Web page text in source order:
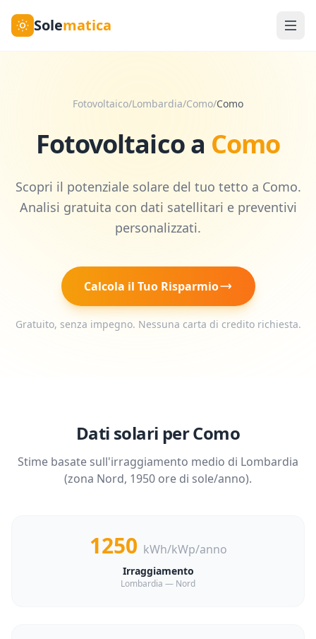
Solematica
Fotovoltaico/Lombardia/Como/Como
Fotovoltaico a Como
Scopri il potenziale solare del tuo tetto a Como.
Analisi gratuita con dati satellitari e preventivi
personalizzati.
Calcola il Tuo Risparmio
Gratuito, senza impegno. Nessuna carta di credito richiesta.
Dati solari perComo
Stime basate sull'irraggiamento medio di Lombardia
(zona Nord, 1950 ore di sole/anno).
1250 kWh/kWp/anno
Irraggiamento
Lombardia — Nord